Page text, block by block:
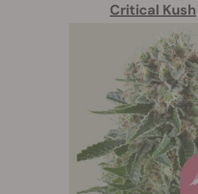
Critical Kush